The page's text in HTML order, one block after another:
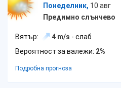
Понеделник, 10 авг
Предимно слънчево
Вятър: 4 m/s - слаб
Вероятност за валежи: 2%
Подробна прогноза